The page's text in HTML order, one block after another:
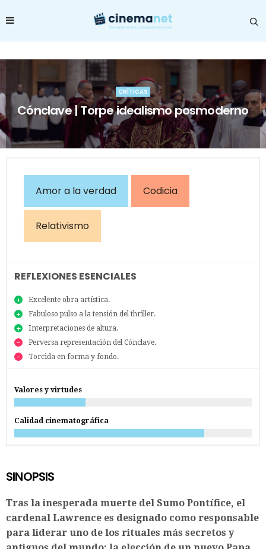
CRÍTICAS
Cónclave | Torpe idealismo posmoderno
Amor a la verdad Codicia
Relativismo
REFLEXIONES ESENCIALES
Excelente obra artística.
Fabuloso pulso a la tensión del thriller.
Interpretaciones de altura.
Perversa representación del Cónclave.
Torcida en forma y fondo.
Valores y virtudes
Calidad cinematográfica
SINOPSIS
Tras la inesperada muerte del Sumo Pontífice, el
cardenal Lawrence es designado como responsable
para liderar uno de los rituales más secretos y